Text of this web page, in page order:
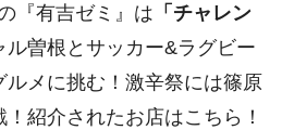
『有吉ゼミ』は 「チャレン
ル曽根とサッカー&ラグビー
ルメに挑む！激辛祭には篠原
紹介されたお店はこちら！